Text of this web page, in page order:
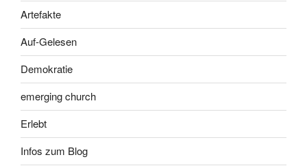
Artefakte
Auf-Gelesen
Demokratie
emerging church
Erlebt
Infos zum Blog